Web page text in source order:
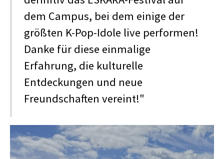
dem Campus, bei dem einige der
größten K-Pop-Idole live performen!
Danke für diese einmalige
Erfahrung, die kulturelle
Entdeckungen und neue
Freundschaften vereint!"